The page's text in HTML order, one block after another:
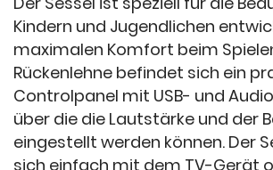
Kindern und Jugendlichen
maximalen Komfort beim
Rückenlehne befindet sich ein
Controlpanel mit USB- und
über die die Lautstärke und der
eingestellt werden können. Der
sich einfach mit dem TV-Gerät